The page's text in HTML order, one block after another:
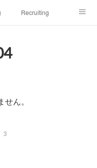
Recruiting
ん。
3